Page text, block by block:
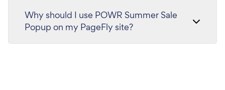
Why should I use POWR Summer Sale
Popup on my PageFly site?